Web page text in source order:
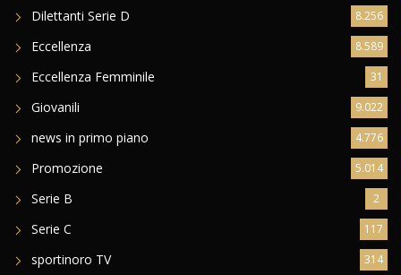
Dilettanti Serie D 8.256
Eccellenza 8.589
Eccellenza Femminile 31
Giovanili 9.022
news in primo piano 4.776
Promozione 5.014
Serie B 2
Serie C 117
sportinoro TV 314